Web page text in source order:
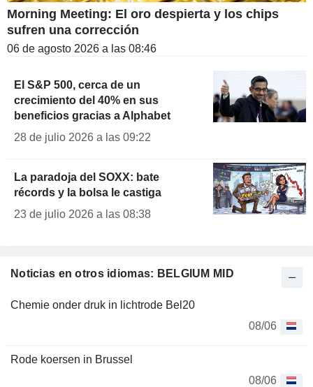
Noticias en otros idiomas: BELGIUM MID
Chemie onder druk in lichtrode Bel20
08/06
Rode koersen in Brussel
08/06
Morning Meeting: El oro despierta y los chips
sufren una corrección
06 de agosto 2026 a las 08:46
El S&P 500, cerca de un
crecimiento del 40% en sus
beneficios gracias a Alphabet
28 de julio 2026 a las 09:22
La paradoja del SOXX: bate
récords y la bolsa le castiga
23 de julio 2026 a las 08:38